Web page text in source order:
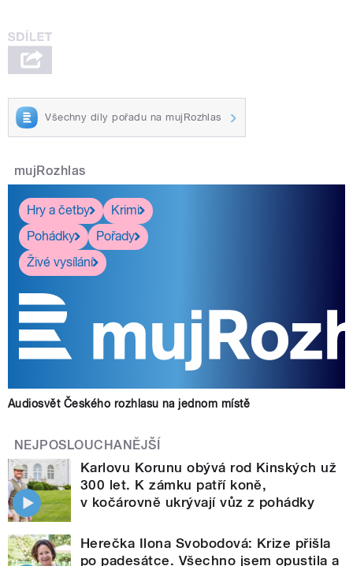
Všechny díly pořadu na mujRozhlas
mujRozhlas
Hry a četby
Krimi
Pohádky
Pořady
Živé vysílání
Audiosvět Českého rozhlasu na jednom místě
NEJPOSLOUCHANĚJŠÍ
Karlovu Korunu obývá rod Kinských už
300 let. K zámku patří koně,
v kočárovně ukrývají vůz z pohádky
Herečka Ilona Svobodová: Krize přišla
po padesátce. Všechno jsem opustila a